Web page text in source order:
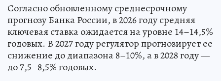
Согласно обновленному среднесрочному
прогнозу Банка России, в 2026 году средняя
ключевая ставка ожидается на уровне 14–14,5%
годовых. В 2027 году регулятор прогнозирует ее
снижение до диапазона 8–10%, а в 2028 году —
до 7,5–8,5% годовых.